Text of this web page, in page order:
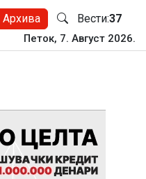
Архива Вести:37
Петок, 7. Август 2026.